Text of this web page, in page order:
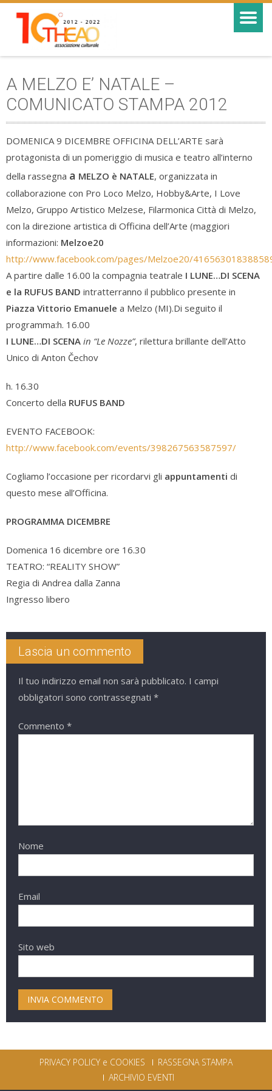
A MELZO E’ NATALE –
COMUNICATO STAMPA 2012
DOMENICA 9 DICEMBRE OFFICINA DELL’ARTE sarà
protagonista di un pomeriggio di musica e teatro all’interno
della rassegna a MELZO è NATALE, organizzata in
collaborazione con Pro Loco Melzo, Hobby&Arte, I Love
Melzo, Gruppo Artistico Melzese, Filarmonica Città di Melzo,
con la direzione artistica di Officina dell’Arte (maggiori
informazioni: Melzoe20
http://www.facebook.com/pages/Melzoe20/
A partire dalle 16.00 la compagnia teatrale I LUNE…DI SCENA
e la RUFUS BAND intratterranno il pubblico presente in
Piazza Vittorio Emanuele a Melzo (MI).Di seguito il
programma:h. 16.00
I LUNE…DI SCENA in “Le Nozze”, rilettura brillante dell’Atto
Unico di Anton Čechov
h. 16.30
Concerto della RUFUS BAND
EVENTO FACEBOOK:
http://www.facebook.com/events/398267563587597/
Cogliamo l’occasione per ricordarvi gli appuntamenti di
questo mese all’Officina.
PROGRAMMA DICEMBRE
Domenica 16 dicembre ore 16.30
TEATRO: “REALITY SHOW”
Regia di Andrea dalla Zanna
Ingresso libero
Lascia un commento
Il tuo indirizzo email non sarà pubblicato. I campi
obbligatori sono contrassegnati *
Commento *
Nome
Email
Sito web
PRIVACY POLICY e COOKIES
RASSEGNA STAMPA
ARCHIVIO EVENTI